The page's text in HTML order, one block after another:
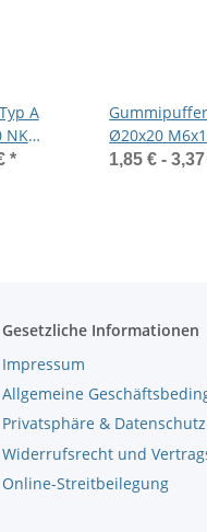
A
NK
*
Ø20x20
55°Shore
1,85 € -
Gesetzliche Informationen
Impressum
Allgemeine
Privatsphäre & Datenschutz
Widerrufsrecht und
Online-Streitbeilegung